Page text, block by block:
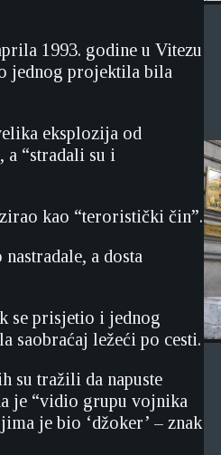
1993. godine u Vitezu
jednog projektila bila
eksplozija od
“stradali su i
kao “teroristički čin”.
a dosta
se prisjetio i jednog
saobraćaj ležeći po cesti.
su tražili da napuste
je “vidio grupu vojnika
je bio ‘džoker’ – znak